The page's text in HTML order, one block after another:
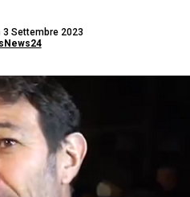
3 Settembre 2023